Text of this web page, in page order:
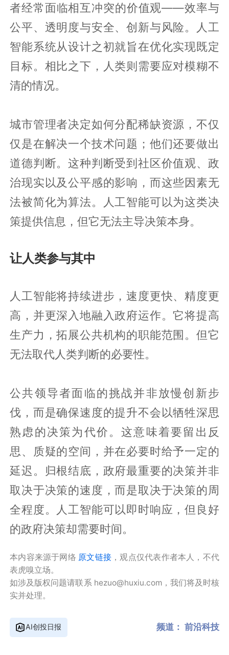
者经常面临相互冲突的价值观——效率与
公平、透明度与安全、创新与风险。人工
智能系统从设计之初就旨在优化实现既定
目标。相比之下，人类则需要应对模糊不
清的情况。
城市管理者决定如何分配稀缺资源，不仅
仅是在解决一个技术问题；他们还要做出
道德判断。这种判断受到社区价值观、政
治现实以及公平感的影响，而这些因素无
法被简化为算法。人工智能可以为这类决
策提供信息，但它无法主导决策本身。
让人类参与其中
人工智能将持续进步，速度更快、精度更
高，并更深入地融入政府运作。它将提高
生产力，拓展公共机构的职能范围。但它
无法取代人类判断的必要性。
公共领导者面临的挑战并非放慢创新步
伐，而是确保速度的提升不会以牺牲深思
熟虑的决策为代价。这意味着要留出反
思、质疑的空间，并在必要时给予一定的
延迟。归根结底，政府最重要的决策并非
取决于决策的速度，而是取决于决策的周
全程度。人工智能可以即时响应，但良好
的政府决策却需要时间。
本内容来源于网络 原文链接 ，观点仅代表作者本人，不代
表虎嗅立场。
如涉及版权问题请联系 hezuo@huxiu.com，我们将及时核
实并处理。
AI创投日报 频道： 前沿科技